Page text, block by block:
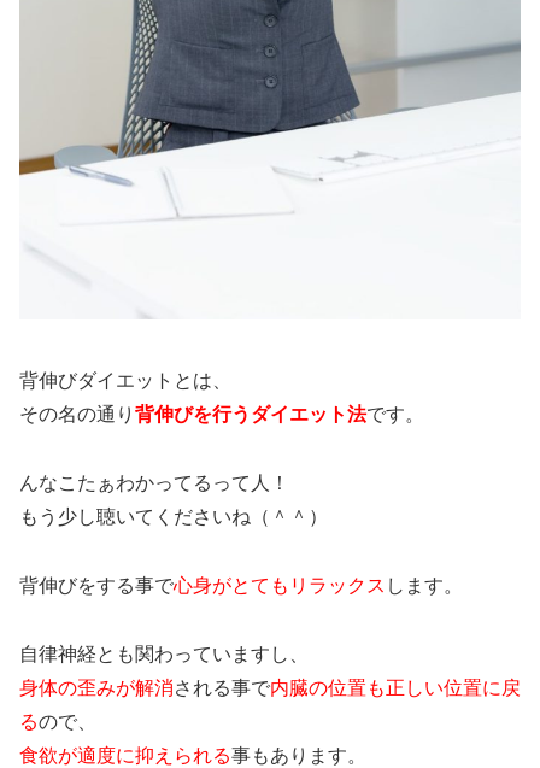
背伸びダイエットとは、
その名の通り 背伸びを行うダイエット法です。
んなこたぁわかってるって人！
もう少し聴いてくださいね（＾＾）
背伸びをする事で心身がとてもリラックス します。
自律神経とも関わっていますし、
身体の歪みが解消される事で内臓の位置も正しい位置に戻
るので、
食欲が適度に抑えられる事もあります。